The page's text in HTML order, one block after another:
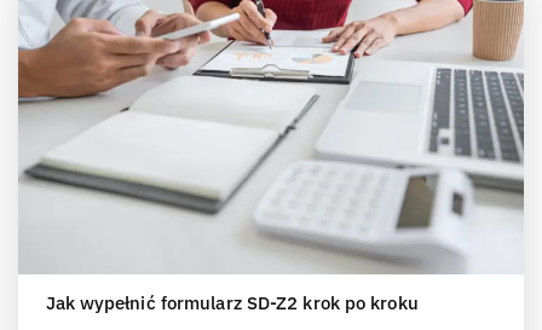
Jak wypełnić formularz SD-Z2 krok po kroku